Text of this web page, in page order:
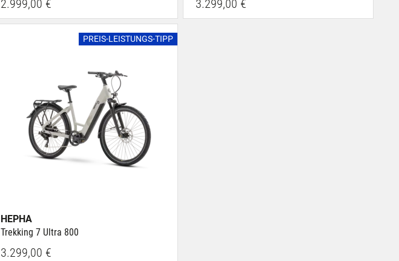
2.999,00 € 3.299,00 €
PREIS-LEISTUNGS-TIPP
HEPHA
Trekking 7 Ultra 800
3.299,00 €